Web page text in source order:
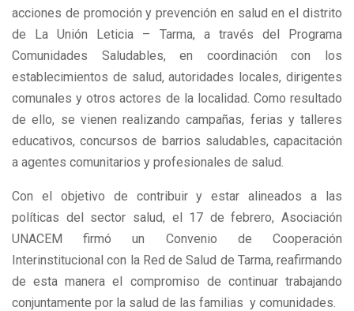
acciones de promoción y prevención en salud en el distrito
de La Unión Leticia – Tarma, a través del Programa
Comunidades Saludables, en coordinación con los
establecimientos de salud, autoridades locales, dirigentes
comunales y otros actores de la localidad. Como resultado
de ello, se vienen realizando campañas, ferias y talleres
educativos, concursos de barrios saludables, capacitación
a agentes comunitarios y profesionales de salud.
Con el objetivo de contribuir y estar alineados a las
políticas del sector salud, el 17 de febrero, Asociación
UNACEM firmó un Convenio de Cooperación
Interinstitucional con la Red de Salud de Tarma, reafirmando
de esta manera el compromiso de continuar trabajando
conjuntamente por la salud de las familias y comunidades.